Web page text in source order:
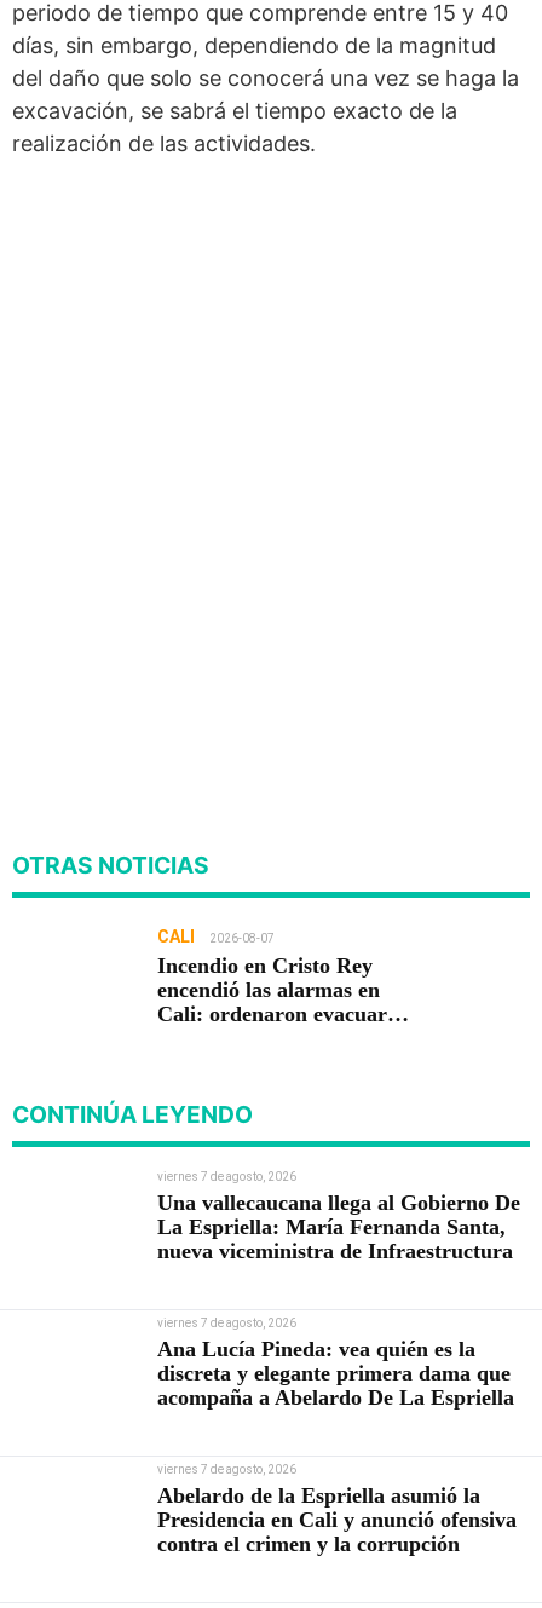
periodo de tiempo que comprende entre 15 y 40
días, sin embargo, dependiendo de la magnitud
del daño que solo se conocerá una vez se haga la
excavación, se sabrá el tiempo exacto de la
realización de las actividades.
OTRAS NOTICIAS
CALI 2026-08-07
Incendio en Cristo Rey
encendió las alarmas en
Cali: ordenaron evacuar
CONTINÚA LEYENDO
viernes 7 de agosto, 2026
Una vallecaucana llega al Gobierno De
La Espriella: María Fernanda Santa,
nueva viceministra de Infraestructura
viernes 7 de agosto, 2026
Ana Lucía Pineda: vea quién es la
discreta y elegante primera dama que
acompaña a Abelardo De La Espriella
viernes 7 de agosto, 2026
Abelardo de la Espriella asumió la
Presidencia en Cali y anunció ofensiva
contra el crimen y la corrupción